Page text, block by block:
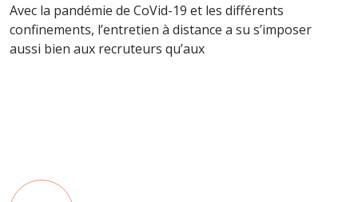
Avec la pandémie de CoVid-19 et les différents
confinements, l’entretien à distance a su s’imposer
aussi bien aux recruteurs qu’aux